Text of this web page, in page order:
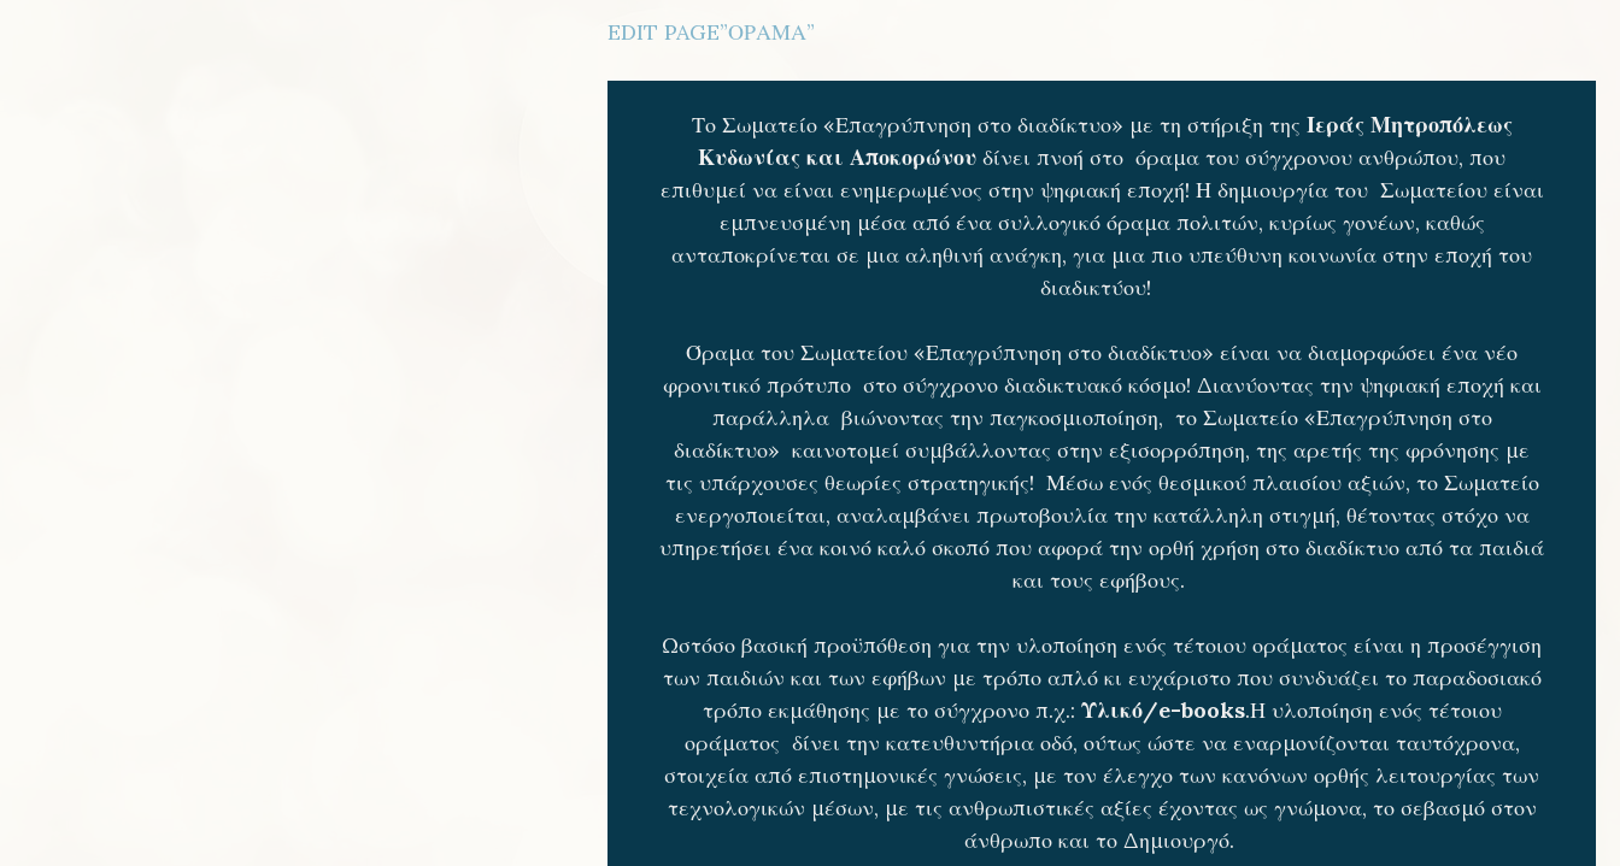
EDIT PAGE”ΟΡΑΜΑ”
Το Σωματείο «Επαγρύπνηση στο διαδίκτυο» με τη στήριξη της Ιεράς Μητροπόλεως
Κυδωνίας και Αποκορώνου δίνει πνοή στο όραμα του σύγχρονου ανθρώπου, που
επιθυμεί να είναι ενημερωμένος στην ψηφιακή εποχή! Η δημιουργία του Σωματείου είναι
εμπνευσμένη μέσα από ένα συλλογικό όραμα πολιτών, κυρίως γονέων, καθώς
ανταποκρίνεται σε μια αληθινή ανάγκη, για μια πιο υπεύθυνη κοινωνία στην εποχή του
διαδικτύου!
Όραμα του Σωματείου «Επαγρύπνηση στο διαδίκτυο» είναι να διαμορφώσει ένα νέο
φρονιτικό πρότυπο στο σύγχρονο διαδικτυακό κόσμο! Διανύοντας την ψηφιακή εποχή και
παράλληλα βιώνοντας την παγκοσμιοποίηση, το Σωματείο «Επαγρύπνηση στο
διαδίκτυο» καινοτομεί συμβάλλοντας στην εξισορρόπηση, της αρετής της φρόνησης με
τις υπάρχουσες θεωρίες στρατηγικής! Μέσω ενός θεσμικού πλαισίου αξιών, το Σωματείο
ενεργοποιείται, αναλαμβάνει πρωτοβουλία την κατάλληλη στιγμή, θέτοντας στόχο να
υπηρετήσει ένα κοινό καλό σκοπό που αφορά την ορθή χρήση στο διαδίκτυο από τα παιδιά
και τους εφήβους.
Ωστόσο βασική προϋπόθεση για την υλοποίηση ενός τέτοιου οράματος είναι η προσέγγιση
των παιδιών και των εφήβων με τρόπο απλό κι ευχάριστο που συνδυάζει το παραδοσιακό
τρόπο εκμάθησης με το σύγχρονο π.χ.: Υλικό/e-books.Η υλοποίηση ενός τέτοιου
οράματος δίνει την κατευθυντήρια οδό, ούτως ώστε να εναρμονίζονται ταυτόχρονα,
στοιχεία από επιστημονικές γνώσεις, με τον έλεγχο των κανόνων ορθής λειτουργίας των
τεχνολογικών μέσων, με τις ανθρωπιστικές αξίες έχοντας ως γνώμονα, το σεβασμό στον
άνθρωπο και το Δημιουργό.